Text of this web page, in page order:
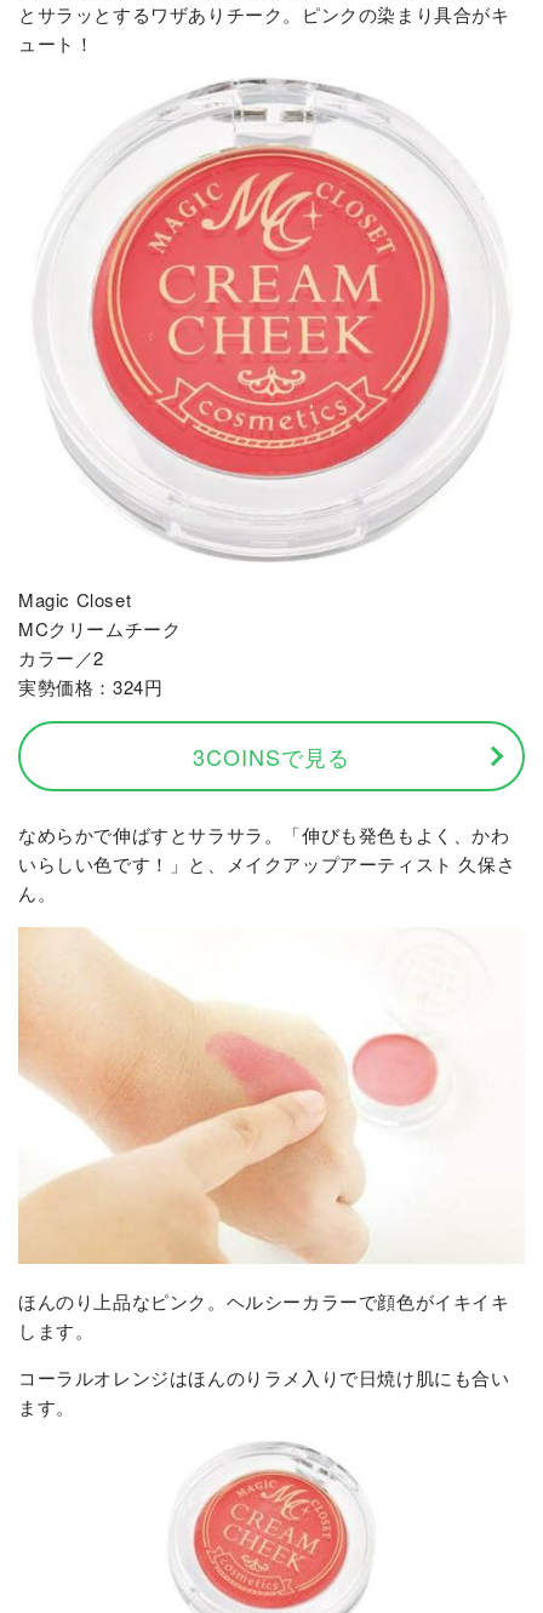
とサラッとするワザありチーク。ピンクの染まり具合がキ
ュート！
Magic Closet
MCクリームチーク
カラー／2
実勢価格：324円
3COINSで見る
なめらかで伸ばすとサラサラ。「伸びも発色もよく、かわ
いらしい色です！」と、メイクアップアーティスト 久保さ
ん。
ほんのり上品なピンク。ヘルシーカラーで顔色がイキイキ
します。
コーラルオレンジはほんのりラメ入りで日焼け肌にも合い
ます。